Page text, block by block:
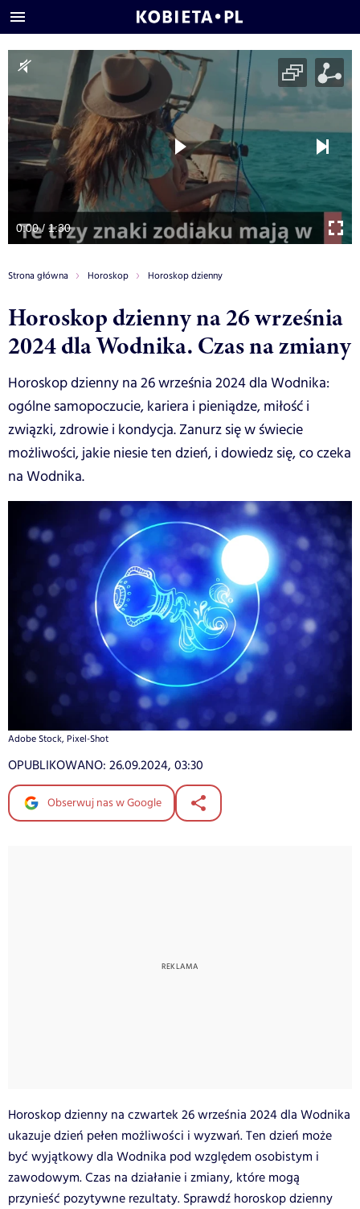
0:00 / 1:30
Strona główna Horoskop Horoskop dzienny
Horoskop dzienny na 26 września
2024 dla Wodnika. Czas na zmiany
Horoskop dzienny na 26 września 2024 dla Wodnika:
ogólne samopoczucie, kariera i pieniądze, miłość i
związki, zdrowie i kondycja. Zanurz się w świecie
możliwości, jakie niesie ten dzień, i dowiedz się, co czeka
na Wodnika.
Adobe Stock, Pixel-Shot
OPUBLIKOWANO: 26.09.2024, 03:30
Obserwuj nas w Google
Horoskop dzienny na czwartek 26 września 2024 dla Wodnika
ukazuje dzień pełen możliwości i wyzwań. Ten dzień może
być wyjątkowy dla Wodnika pod względem osobistym i
zawodowym. Czas na działanie i zmiany, które mogą
przynieść pozytywne rezultaty. Sprawdź horoskop dzienny